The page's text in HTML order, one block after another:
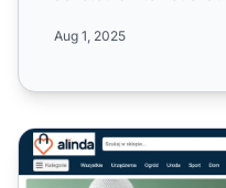
Aug 1, 2025
Programme d'affiliation